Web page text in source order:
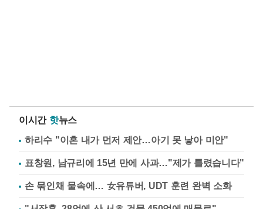
이시간 핫뉴스
하리수 "이혼 내가 먼저 제안…아기 못 낳아 미안"
표창원, 남규리에 15년 만에 사과…"제가 틀렸습니다"
손 묶인채 물속에… 女유튜버, UDT 훈련 완벽 소화